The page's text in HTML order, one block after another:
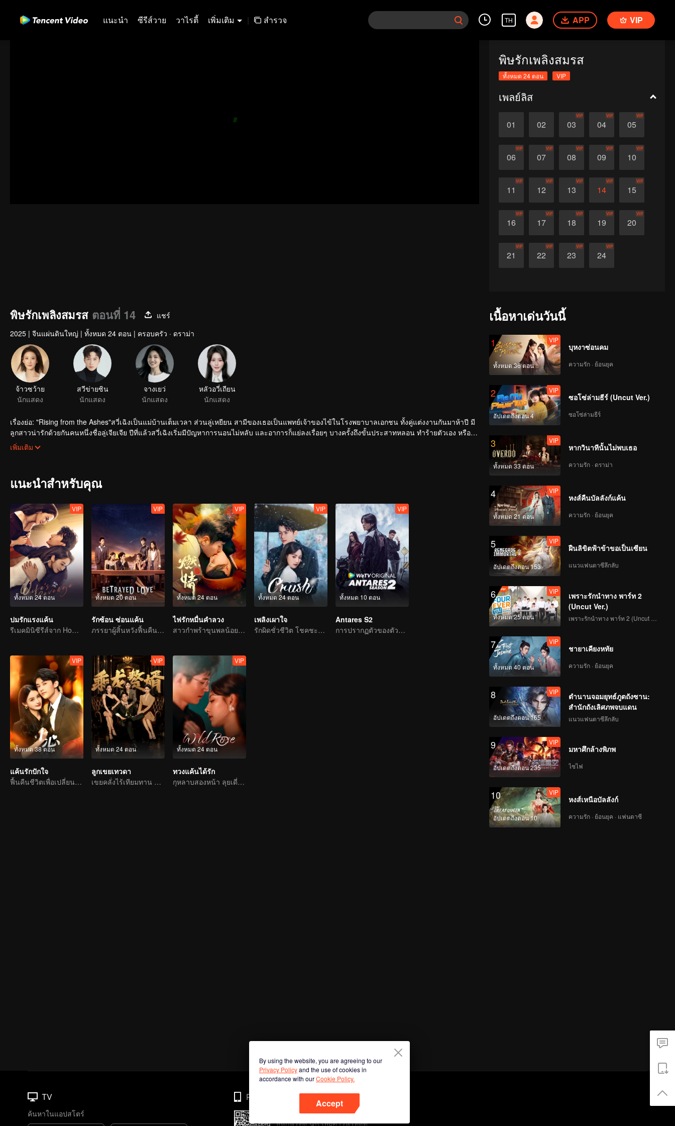
แนะนำ ซีรีส์วาย วาไรตี้ เพิ่มเติม | สำรวจ TH APP VIP
พิษรักเพลิงสมรส
ทั้งหมด 24 ตอน VIP
เพลย์ลิส
01 02 03
VIP
04
VIP
05
VIP
06
VIP
07
VIP
08
VIP
09
VIP
10
VIP
11
VIP
12
VIP
13
VIP
14
VIP
15
VIP
16
VIP
17
VIP
18
VIP
19
VIP
20
VIP
21
VIP
22
VIP
23
VIP
24
VIP
พิษรักเพลิงสมรส ตอนที่ 14
แชร์
2025 | จีนแผ่นดินใหญ่ | ทั้งหมด 24 ตอน | ครอบครัว · ดราม่า
จ้าวซว้าย
นักแสดง
สวีข่ายซิน
นักแสดง
จางเยว่
นักแสดง
หลัวอวี่เถียน
นักแสดง
เรื่องย่อ: "Rising from the Ashes"สวี่เฉิงเป็นแม่บ้านเต็มเวลา ส่วนลู่เหยียน สามีของเธอเป็นแพทย์เจ้าของไข้ในโรงพยาบาลเอกชน ทั้งคู่แต่งงานกันมาห้าปี มี
ลูกสาวน่ารักด้วยกันคนหนึ่งชื่อลู่เจียเจีย ปีที่แล้วสวี่เฉิงเริ่มมีปัญหาการนอนไม่หลับ และอาการก็แย่ลงเรื่อยๆ บางครั้งถึงขั้นประสาทหลอน ทำร้ายตัวเอง หรือ
ทำร้ายคนอื่น แต่แล้วอุบัติเหตุรถยนต์ครั้งหนึ่งก็เปลี่ยนแปลงชีวิตแต่งงานที่ดูเหมือนจะสมบูรณ์แบบนี้ไปตลอดกาล ลู่เหยียนรอดชีวิตจากรถตกน้ำเพราะมีคน
เพิ่มเติม
แนะนำสำหรับคุณ
ทั้งหมด 24 ตอน
VIP
ปมรักแรงแค้น
รีเมคมินิซีรีส์จาก Home Temptation
ทั้งหมด 20 ตอน
VIP
รักซ้อน ซ่อนแค้น
ภรรยาผู้สิ้นหวังฟื้นคืนชีพสู้กับผู้ชายเลว
ทั้งหมด 24 ตอน
VIP
ไฟรักหมื่นคำลวง
สาวกำพร้าขุนพลน้อยรักทรหดสุดฤทธิ์
ทั้งหมด 24 ตอน
VIP
เพลิงเผาใจ
รักผิดชั่วชีวิต โชคชะตาพัวพัน
ทั้งหมด 10 ตอน
VIP
Antares S2
การปรากฏตัวของตัวละครใหม่ที่สร้างความวุ่นวาย
ทั้งหมด 38 ตอน
VIP
แค้นรักปักใจ
ฟื้นคืนชีวิตเพื่อเปลี่ยนโชคชะตา
ทั้งหมด 24 ตอน
VIP
ลูกเขยเทวดา
เขยคลั่งไร้เทียมทาน ชีวิตเขยสุดสตรอง
ทั้งหมด 24 ตอน
VIP
ทวงแค้นได้รัก
กุหลาบสองหน้า ลุยเดี่ยวเข้าสู่เกม
เนื้อหาเด่นวันนี้
1
ทั้งหมด 36 ตอน
VIP
บุหงาซ่อนคม
ความรัก · ย้อนยุค
2
อัปเดตถึงตอน 4
VIP
ซอโซ่ล่ามธีร์ (Uncut Ver.)
ซอโซ่ล่ามธีร์
3
ทั้งหมด 33 ตอน
VIP
หากวินาทีนั้นไม่พบเธอ
ความรัก · ดราม่า
4
ทั้งหมด 21 ตอน
VIP
หงส์คืนบัลลังก์แค้น
ความรัก · ย้อนยุค
5
อัปเดตถึงตอน 153
VIP
ฝืนลิขิตฟ้าข้าขอเป็นเซียน
แนวแฟนตาซีลึกลับ
6
ทั้งหมด 25 ตอน
VIP
เพราะรักนำทาง พาร์ท 2
(Uncut Ver.)
7
ทั้งหมด 40 ตอน
VIP
ชายาเคียงหทัย
ความรัก · ย้อนยุค
8
อัปเดตถึงตอน 165
VIP
ตำนานจอมยุทธ์ภูตถังซาน:
สำนักถังเลิศภพจบแดน
แนวแฟนตาซีลึกลับ
9
อัปเดตถึงตอน 235
VIP
มหาศึกล้างพิภพ
ไซไฟ
10
อัปเดตถึงตอน 10
VIP
หงส์เหนือบัลลังก์
ความรัก · ย้อนยุค · แฟนตาซี
By using the website, you are agreeing to our
Privacy Policyand the use of cookies in
accordance with ourCookie Policy.
Accept
TV
ค้นหาในแอปสโตร์
Phone
สแกนรหัส QR เพื่อดาวน์โหลด